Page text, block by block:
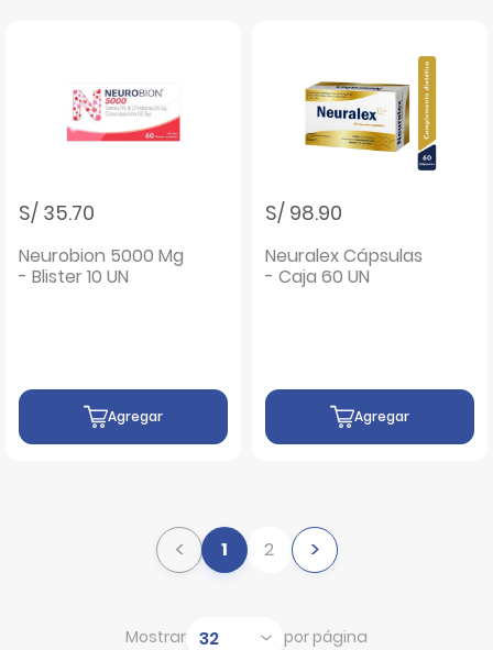
S/ 35.70
Neurobion 5000 Mg
- Blister 10 UN
Agregar
S/ 98.90
Neuralex Cápsulas
- Caja 60 UN
Agregar
< 1 2 >
Mostrar por página